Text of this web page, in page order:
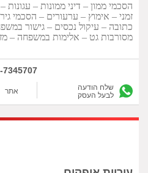
הסכמי ממון – דיני ממונות –
זמני – אימוץ – ערעורים – הסכמי
כתובה – עיקול נכסים – גישור
מסורבות גט – אלימות במשפחה –
7345707
שלח הודעה
לבעל העסק
אתר